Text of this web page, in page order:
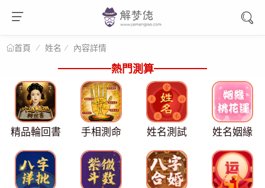
首頁 姓名 內容詳情
熱門測算
精品輪回書 手相測命 姓名測試 姓名姻緣